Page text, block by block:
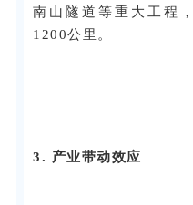
南山隧道等重大工程
1200公里。
3. 产业带动效应